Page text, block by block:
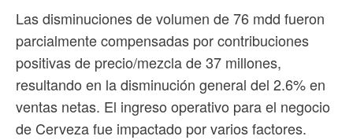
Las disminuciones de volumen de 76 mdd fueron
parcialmente compensadas por contribuciones
positivas de precio/mezcla de 37 millones,
resultando en la disminución general del 2.6% en
ventas netas. El ingreso operativo para el negocio
de Cerveza fue impactado por varios factores.